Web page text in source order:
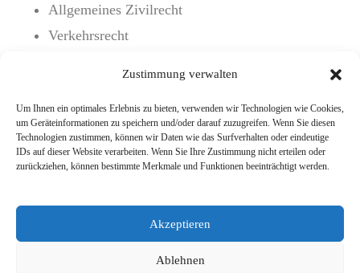
Zustimmung verwalten
Um Ihnen ein optimales Erlebnis zu bieten, verwenden wir Technologien wie Cookies,
um Geräteinformationen zu speichern und/oder darauf zuzugreifen. Wenn Sie diesen
Technologien zustimmen, können wir Daten wie das Surfverhalten oder eindeutige
IDs auf dieser Website verarbeiten. Wenn Sie Ihre Zustimmung nicht erteilen oder
zurückziehen, können bestimmte Merkmale und Funktionen beeinträchtigt werden.
Akzeptieren
Ablehnen
Allgemeines Zivilrecht
Verkehrsrecht
Reiserecht
Strafrecht und Bußgeldangelegenheiten
Verwaltungsrecht (Beamtenrecht)
Zurück zur Teamübersicht